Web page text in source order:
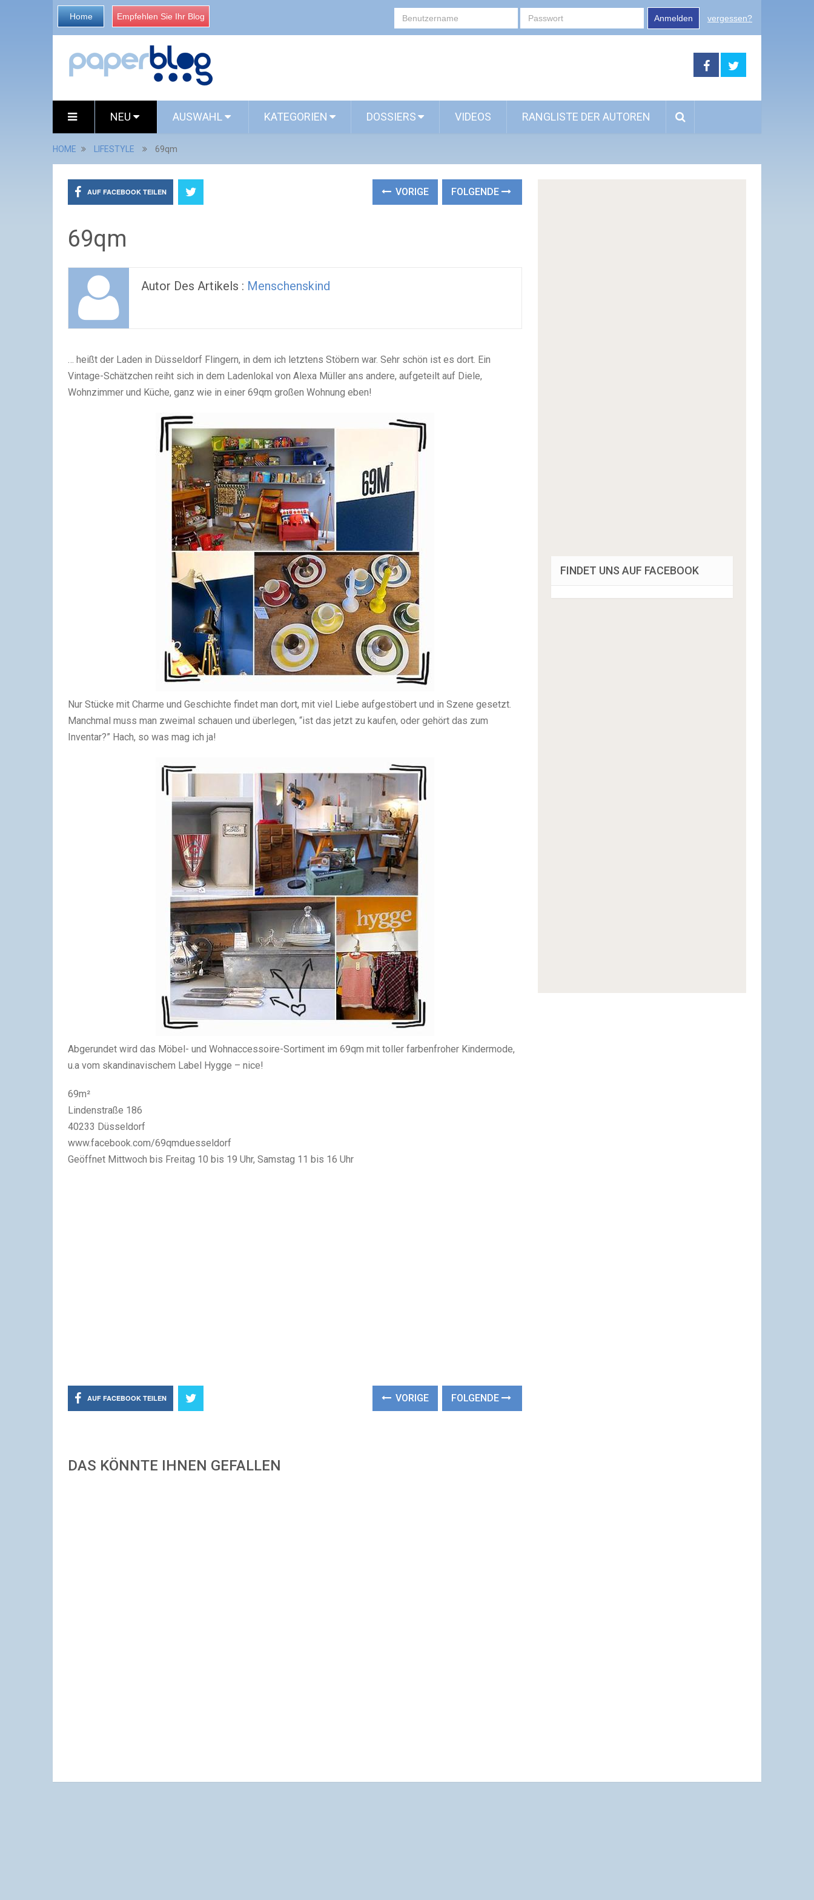
Home Empfehlen Sie Ihr Blog Anmelden vergessen?
NEU AUSWAHL KATEGORIEN DOSSIERS VIDEOS RANGLISTE DER AUTOREN
HOME LIFESTYLE 69qm
AUF FACEBOOK TEILEN VORIGE FOLGENDE
69qm
Autor Des Artikels : Menschenskind
… heißt der Laden in Düsseldorf Flingern, in dem ich letztens Stöbern war. Sehr schön ist es dort. Ein
Vintage-Schätzchen reiht sich in dem Ladenlokal von Alexa Müller ans andere, aufgeteilt auf Diele,
Wohnzimmer und Küche, ganz wie in einer 69qm großen Wohnung eben!
Nur Stücke mit Charme und Geschichte findet man dort, mit viel Liebe aufgestöbert und in Szene gesetzt.
Manchmal muss man zweimal schauen und überlegen, “ist das jetzt zu kaufen, oder gehört das zum
Inventar?” Hach, so was mag ich ja!
Abgerundet wird das Möbel- und Wohnaccessoire-Sortiment im 69qm mit toller farbenfroher Kindermode,
u.a vom skandinavischem Label Hygge – nice!
69m²
Lindenstraße 186
40233 Düsseldorf
www.facebook.com/69qmduesseldorf
Geöffnet Mittwoch bis Freitag 10 bis 19 Uhr, Samstag 11 bis 16 Uhr
AUF FACEBOOK TEILEN VORIGE FOLGENDE
DAS KÖNNTE IHNEN GEFALLEN
FINDET UNS AUF FACEBOOK